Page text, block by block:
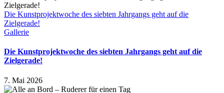
Die Kunstprojektwoche des siebten Jahrgangs geht auf die
Zielgerade!
Gallerie
Die Kunstprojektwoche des siebten Jahrgangs geht auf die
Zielgerade!
7. Mai 2026